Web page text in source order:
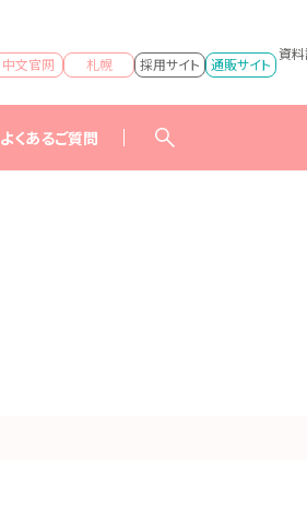
中文官网 札幌 採用サイト 通販サイト
資料
よくあるご質問